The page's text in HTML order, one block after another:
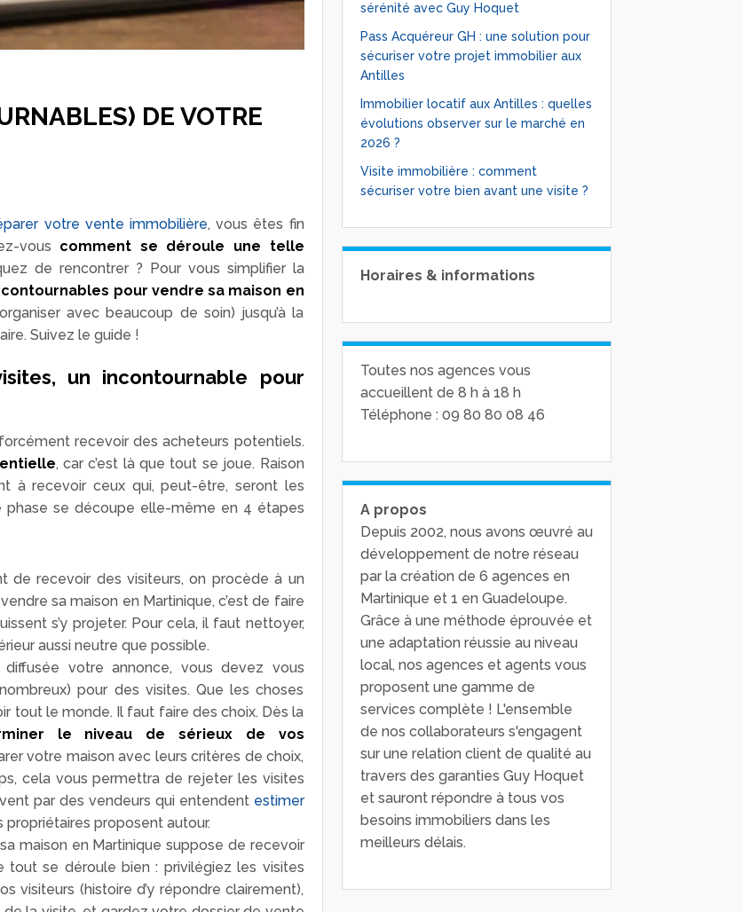
DE VOTRE
votre vente immobilière, vous êtes fin
vous comment se déroule une telle
de rencontrer ? Pour vous simplifier la
pour vendre sa maison en
avec beaucoup de soin) jusqu’à la
Suivez le guide !
un incontournable pour
recevoir des acheteurs potentiels.
, car c’est là que tout se joue. Raison
à recevoir ceux qui, peut-être, seront les
se découpe elle-même en 4 étapes
de recevoir des visiteurs, on procède à un
sa maison en Martinique, c’est de faire
s’y projeter. Pour cela, il faut nettoyer,
aussi neutre que possible.
votre annonce, vous devez vous
pour des visites. Que les choses
tout le monde. Il faut faire des choix. Dès la
le niveau de sérieux de vos
votre maison avec leurs critères de choix,
cela vous permettra de rejeter les visites
par des vendeurs qui entendent estimer
proposent autour.
maison en Martinique suppose de recevoir
tout se déroule bien : privilégiez les visites
visiteurs (histoire d’y répondre clairement),
sérénité avec Guy Hoquet
Pass Acquéreur GH : une solution pour
sécuriser votre projet immobilier aux
Antilles
Immobilier locatif aux Antilles : quelles
évolutions observer sur le marché en
2026 ?
Visite immobilière : comment
sécuriser votre bien avant une visite ?
Horaires & informations
Toutes nos agences vous
accueillent de 8 h à 18 h
Téléphone : 09 80 80 08 46
A propos
Depuis 2002, nous avons œuvré au
développement de notre réseau
par la création de 6 agences en
Martinique et 1 en Guadeloupe.
Grâce à une méthode éprouvée et
une adaptation réussie au niveau
local, nos agences et agents vous
proposent une gamme de
services complète ! L'ensemble
de nos collaborateurs s'engagent
sur une relation client de qualité au
travers des garanties Guy Hoquet
et sauront répondre à tous vos
besoins immobiliers dans les
meilleurs délais.